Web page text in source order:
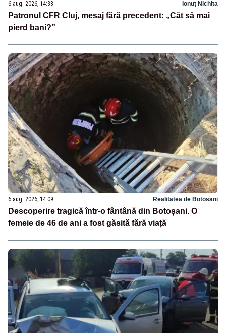
6 aug. 2026, 14:38 Ionuț Nichita
Patronul CFR Cluj, mesaj fără precedent: „Cât să mai
pierd bani?”
6 aug. 2026, 14:09 Realitatea de Botosani
Descoperire tragică într-o fântână din Botoșani. O
femeie de 46 de ani a fost găsită fără viață